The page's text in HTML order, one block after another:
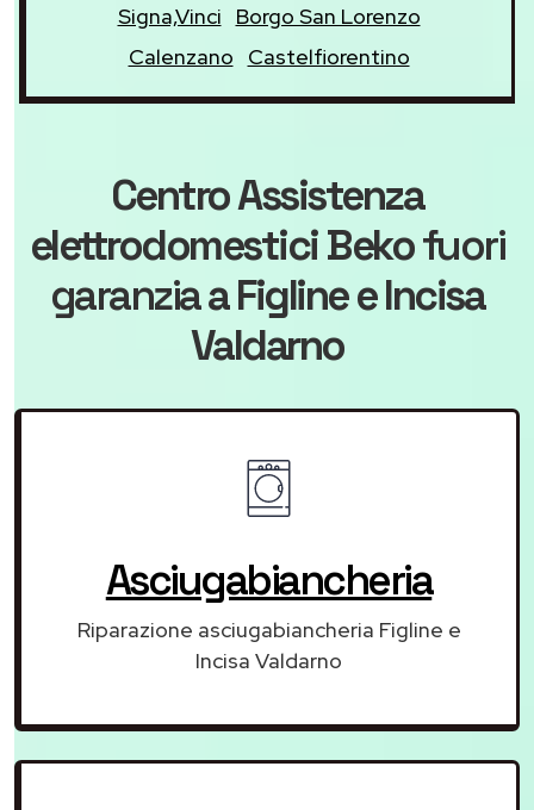
Signa,Vinci
Borgo San Lorenzo
Calenzano
Castelfiorentino
Centro Assistenza
elettrodomestici Bekofuori
garanziaa Figline e Incisa
Valdarno
Asciugabiancheria
Riparazione asciugabiancheria Figline e
Incisa Valdarno